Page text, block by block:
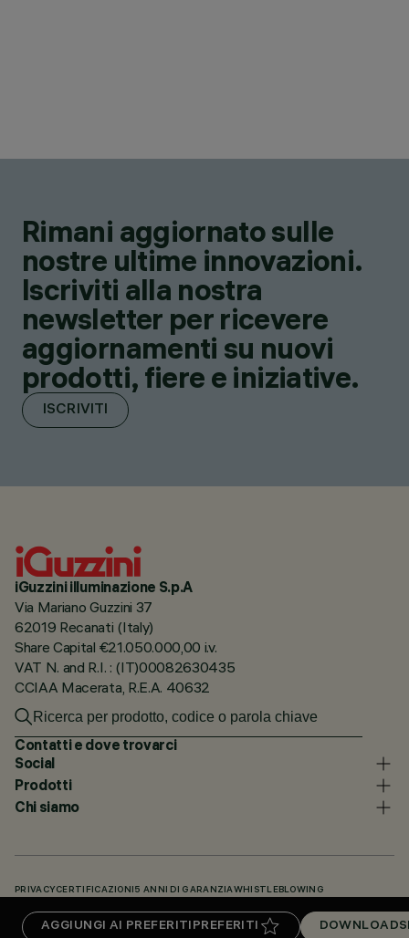
AGGIUNGI AI PREFERITI PREFERITI DOWNLOADS
Rimani aggiornato sulle
nostre ultime innovazioni.
Iscriviti alla nostra
newsletter per ricevere
aggiornamenti su nuovi
prodotti, fiere e iniziative.
ISCRIVITI
iGuzzini illuminazione S.p.A
Via Mariano Guzzini 37
62019 Recanati (Italy)
Share Capital €21.050.000,00 i.v.
VAT N. and R.I. : (IT)00082630435
CCIAA Macerata, R.E.A. 40632
Contatti e dove trovarci
Social
Prodotti
Chi siamo
PRIVACY CERTIFICAZIONI 5 ANNI DI GARANZIAWHISTLEBLOWING
KNOWLEDGE BASE (LOGIN NECESSARIO)DOWNLOADS